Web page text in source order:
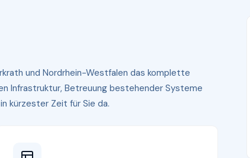
und Nordrhein-Westfalen das komplette
Infrastruktur, Betreuung bestehender Systeme
kürzester Zeit für Sie da.